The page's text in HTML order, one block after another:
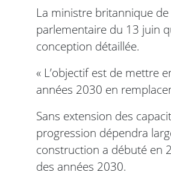
La ministre britannique
parlementaire du 13 juin
conception détaillée.
« L’objectif est de mettre
années 2030 en
Sans extension des
progression dépendra
construction a débuté en
des années 2030.